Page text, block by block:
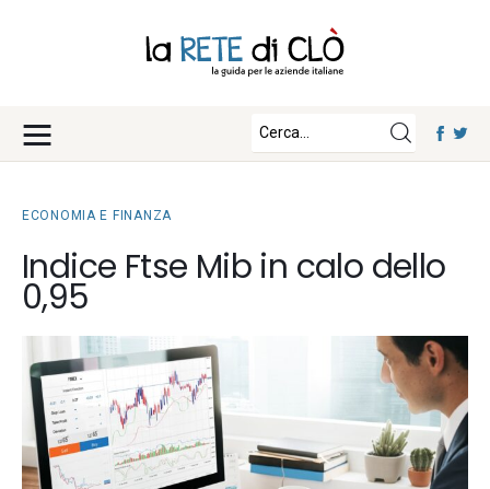
Fisco e Tasse
Notizie Lavoro
La Redazione
Collabora con noi
Contatti
ECONOMIA E FINANZA
Indice Ftse Mib in calo dello
0,95